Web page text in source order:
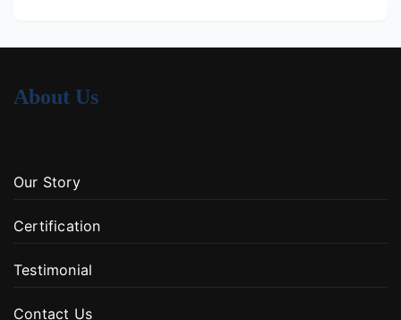
About Us
Our Story
Certification
Testimonial
Contact Us